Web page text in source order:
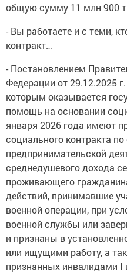
общую сумму 11 млн 900
- Вы работаете и с теми,
контракт…
- Постановлением
Федерации от 29.12.2025
которым оказывается
помощь на основании
января 2026 года имеют
социального контракта
предпринимательской
среднедушевого дохода
проживающего
действий, принимавшие
военной операции, при
военной службы или
и признаны в
или ищущими работу, а
признанных инвалидами I